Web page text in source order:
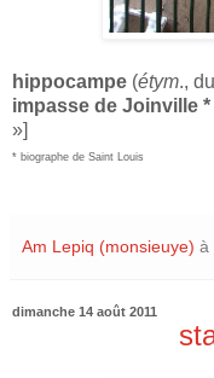
hippocampe (étym.,
impasse de Joinville *
»]
* biographe de Saint Louis
Am Lepiq (monsieuye) à
dimanche 14 août 2011